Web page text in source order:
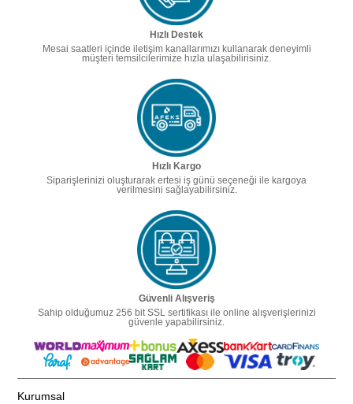
Hızlı Destek
Mesai saatleri içinde iletişim kanallarımızı kullanarak deneyimli
müşteri temsilcilerimize hızla ulaşabilirisiniz.
Hızlı Kargo
Siparişlerinizi oluşturarak ertesi iş günü seçeneği ile kargoya
verilmesini sağlayabilirsiniz.
Güvenli Alışveriş
Sahip olduğumuz 256 bit SSL sertifikası ile online alışverişlerinizi
güvenle yapabilirsiniz.
Kurumsal